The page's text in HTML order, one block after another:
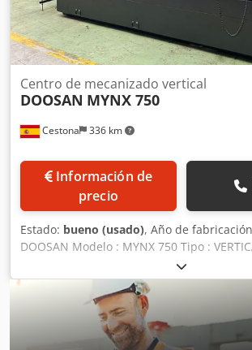
Haas de última generación Ethernet y
automática La máquina puede ser
funcionamiento en Portugal. Dodpfx
Disponible de inmediato.
Cestona 336 km
Centro de mecanizado vertical
DOOSAN MYNX 750
Información de
precio
Estado: bueno (usado), Año de
DOOSAN Modelo : MYNX 750 Tipo :
FANUC 21 iMB Horas : 7.300 h
1600 x 750 mm Recorrido X : 1500 mm
mm Recorrido Z : 650 mm Velocidad del
rpm Dkodpfxjt H Nbuj Al Der Tipo cono :
herramientas: 30 Equipado con